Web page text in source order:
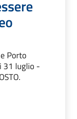
Porto
31 luglio -